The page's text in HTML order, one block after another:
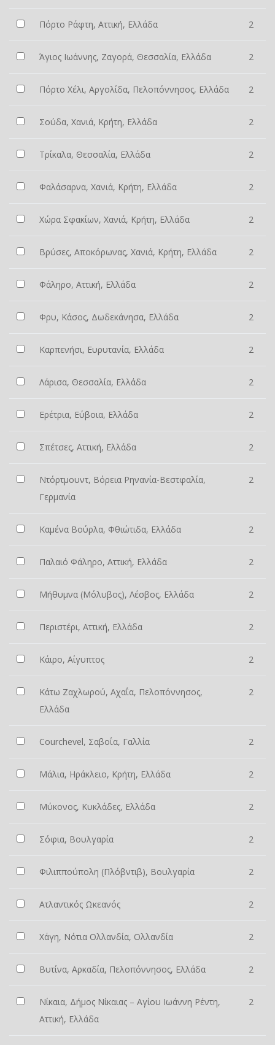
Πόρτο Ράφτη, Αττική, Ελλάδα 2
Άγιος Ιωάννης, Ζαγορά, Θεσσαλία, Ελλάδα 2
Πόρτο Χέλι, Αργολίδα, Πελοπόννησος, Ελλάδα 2
Σούδα, Χανιά, Κρήτη, Ελλάδα 2
Τρίκαλα, Θεσσαλία, Ελλάδα 2
Φαλάσαρνα, Χανιά, Κρήτη, Ελλάδα 2
Χώρα Σφακίων, Χανιά, Κρήτη, Ελλάδα 2
Βρύσες, Αποκόρωνας, Χανιά, Κρήτη, Ελλάδα 2
Φάληρο, Αττική, Ελλάδα 2
Φρυ, Κάσος, Δωδεκάνησα, Ελλάδα 2
Καρπενήσι, Ευρυτανία, Ελλάδα 2
Λάρισα, Θεσσαλία, Ελλάδα 2
Ερέτρια, Εύβοια, Ελλάδα 2
Σπέτσες, Αττική, Ελλάδα 2
Ντόρτμουντ, Βόρεια Ρηνανία-Βεστφαλία,
Γερμανία
2
Καμένα Βούρλα, Φθιώτιδα, Ελλάδα 2
Παλαιό Φάληρο, Αττική, Ελλάδα 2
Μήθυμνα (Μόλυβος), Λέσβος, Ελλάδα 2
Περιστέρι, Αττική, Ελλάδα 2
Κάιρο, Αίγυπτος 2
Κάτω Ζαχλωρού, Αχαΐα, Πελοπόννησος,
Ελλάδα
2
Courchevel, Σαβοΐα, Γαλλία 2
Μάλια, Ηράκλειο, Κρήτη, Ελλάδα 2
Μύκονος, Κυκλάδες, Ελλάδα 2
Σόφια, Βουλγαρία 2
Φιλιππούπολη (Πλόβντιβ), Βουλγαρία 2
Ατλαντικός Ωκεανός 2
Χάγη, Νότια Ολλανδία, Ολλανδία 2
Βυτίνα, Αρκαδία, Πελοπόννησος, Ελλάδα 2
Νίκαια, Δήμος Νίκαιας – Αγίου Ιωάννη Ρέντη,
Αττική, Ελλάδα
2